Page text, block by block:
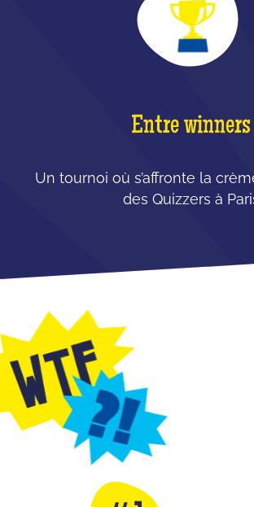
Entre winners
Un tournoi où s’affronte la
des Quizzers à